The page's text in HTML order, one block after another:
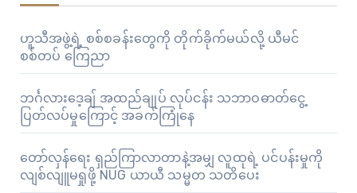
ဟူသီအဖွဲ့ရဲ့ စစ်စခန်းတွေကို တိုက်ခိုက်မယ်လို့ ယီမင်
စစ်တပ် ကြေညာ
ဘင်္ဂလားဒေ့ချ် အထည်ချုပ် လုပ်ငန်း သဘာဝဓာတ်ငွေ့
ပြတ်လပ်မှုကြောင့် အခက်ကြုံနေ
တော်လှန်ရေး ရှည်ကြာလာတာနဲ့အမျှ လူထုရဲ့ ပင်ပန်းမှုကို
လျစ်လျူမရှုဖို့ NUG ယာယီ သမ္မတ သတိပေး